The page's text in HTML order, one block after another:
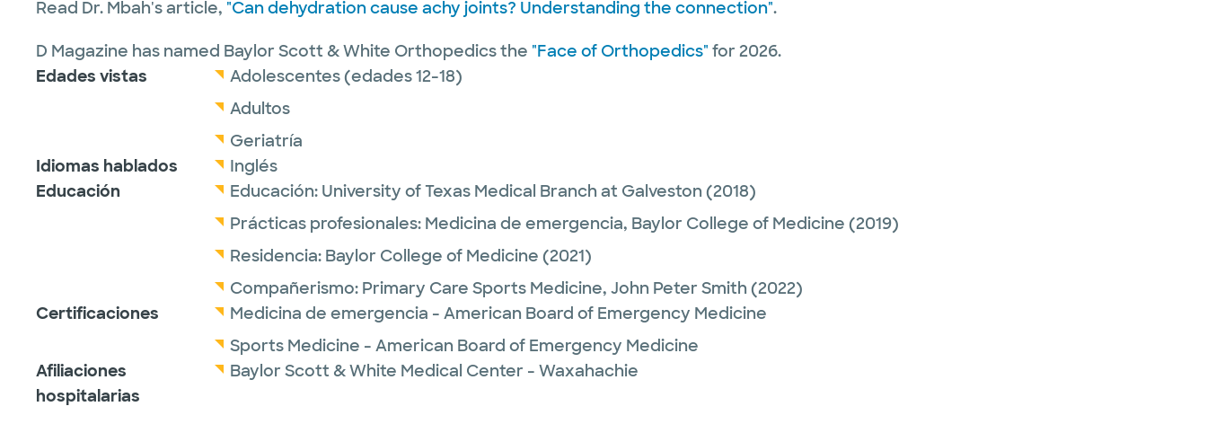
Read Dr. Mbah's article, "Can dehydration cause achy joints? Understanding the connection".
D Magazine has named Baylor Scott & White Orthopedics the "Face of Orthopedics" for 2026.
Edades vistas
Adolescentes (edades 12-18)
Adultos
Geriatría
Idiomas hablados
Inglés
Educación
Educación: University of Texas Medical Branch at Galveston (2018)
Prácticas profesionales: Medicina de emergencia, Baylor College of Medicine (2019)
Residencia: Baylor College of Medicine (2021)
Compañerismo: Primary Care Sports Medicine, John Peter Smith (2022)
Certificaciones
Medicina de emergencia - American Board of Emergency Medicine
Sports Medicine - American Board of Emergency Medicine
Afiliaciones
hospitalarias
Baylor Scott & White Medical Center - Waxahachie